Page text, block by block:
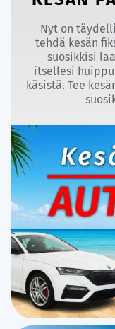
Nyt on
tehdä kesän
suosikkisi
itsellesi
käsistä. Tee